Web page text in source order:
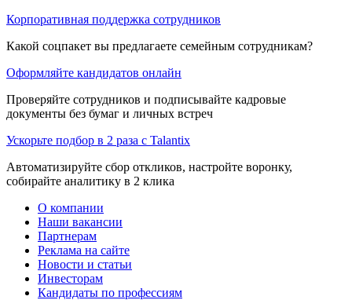
Корпоративная поддержка сотрудников
Какой соцпакет вы предлагаете семейным сотрудникам?
Оформляйте кандидатов онлайн
Проверяйте сотрудников и подписывайте кадровые
документы без бумаг и личных встреч
Ускорьте подбор в 2 раза с Talantix
Автоматизируйте сбор откликов, настройте воронку,
собирайте аналитику в 2 клика
О компании
Наши вакансии
Партнерам
Реклама на сайте
Новости и статьи
Инвесторам
Кандидаты по профессиям